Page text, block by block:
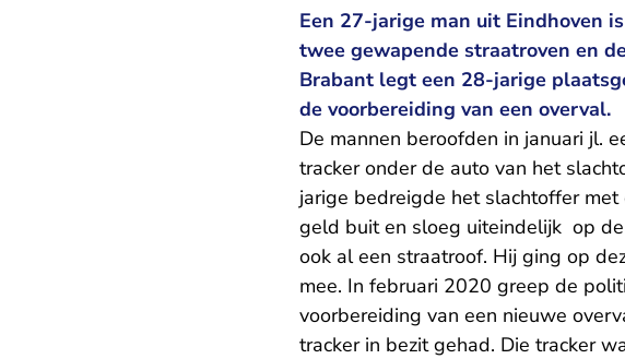
Een 27-jarige man uit Eindhoven
twee gewapende straatroven en
Brabant legt een 28-jarige
de voorbereiding van een overval.
De mannen beroofden in januari jl.
tracker onder de auto van het
jarige bedreigde het slachtoffer
geld buit en sloeg uiteindelijk op
ook al een straatroof. Hij ging op
mee. In februari 2020 greep de
voorbereiding van een nieuwe
tracker in bezit gehad. Die tracker